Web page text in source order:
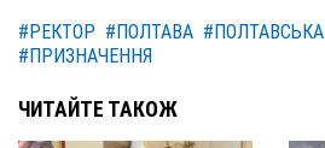
#РЕКТОР #ПОЛТАВА
#ПРИЗНАЧЕННЯ
ЧИТАЙТЕ ТАКОЖ